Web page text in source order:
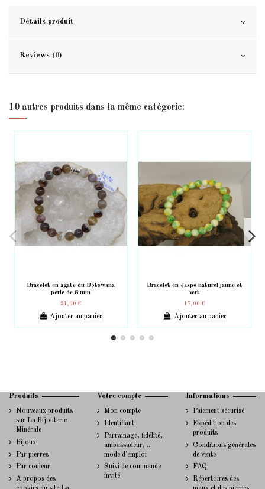
Détails produit
Reviews (0)
10 autres produits dans la même catégorie:
Bracelet en agate du Botswana
perle de 8 mm
21,00 €
Ajouter au panier
Bracelet en Jaspe naturel jaune et
vert
17,00 €
Ajouter au panier
Produits
Nouveaux produits
sur La Bijouterie
Minérale
Bijoux
Par pierres
Par couleur
A propos des
Votre compte
Mon compte
Identifiant
Parrainage, fidélité,
ambassadeur, ...
mode d'emploi
Suivi de commande
invité
Informations
Paiement sécurisé
Expédition des
produits
Conditions générales
de vente
FAQ
Répertoires des